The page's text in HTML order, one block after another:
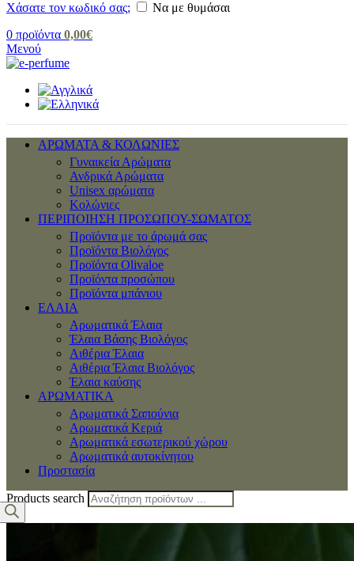
Χάσατε τον κωδικό σας;
Να με θυμάσαι
0 προϊόντα 0,00€
Μενού
ΑΡΩΜΑΤΑ & ΚΟΛΩΝΙΕΣ
Γυναικεία Αρώματα
Ανδρικά Αρώματα
Unisex αρώματα
Κολώνιες
ΠΕΡΙΠΟΙΗΣΗ ΠΡΟΣΩΠΟΥ-ΣΩΜΑΤΟΣ
Προϊόντα με το άρωμά σας
Προϊόντα Βιολόγος
Προϊόντα Olivaloe
Προϊόντα προσώπου
Προϊόντα μπάνιου
ΕΛΑΙΑ
Αρωματικά Έλαια
Έλαια Βάσης Βιολόγος
Αιθέρια Έλαια
Αιθέρια Έλαια Βιολόγος
Έλαια καύσης
ΑΡΩΜΑΤΙΚΑ
Αρωματικά Σαπούνια
Αρωματικά Κεριά
Αρωματικά εσωτερικού χώρου
Αρωματικά αυτοκίνητου
Προστασία
Products search